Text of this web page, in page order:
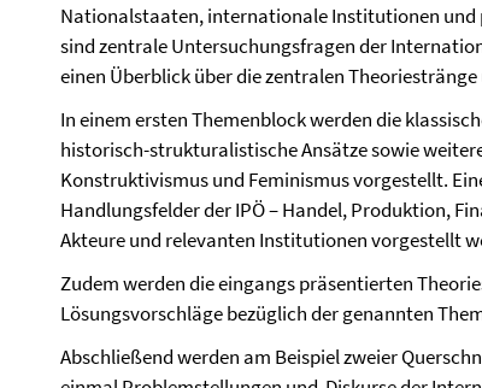
Nationalstaaten, internationale Institutionen und
sind zentrale Untersuchungsfragen der
einen Überblick über die zentralen
In einem ersten Themenblock werden die
historisch-strukturalistische Ansätze sowie
Konstruktivismus und Feminismus vorgestellt.
Handlungsfelder der IPÖ – Handel, Produktion,
Akteure und relevanten Institutionen vorgestellt
Zudem werden die eingangs präsentierten
Lösungsvorschläge bezüglich der genannten
Abschließend werden am Beispiel zweier